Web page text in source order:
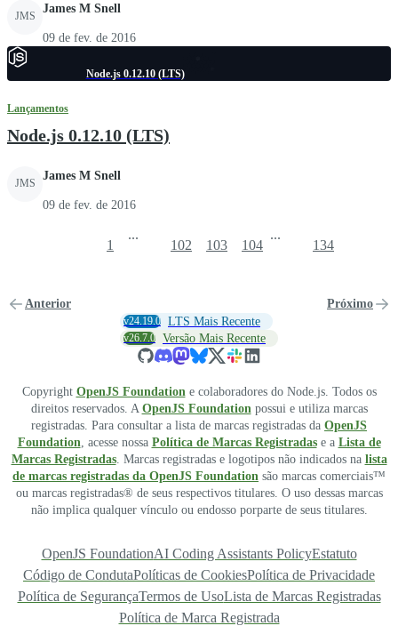
JMS
James M Snell
09 de fev. de 2016
Node.js 0.12.10 (LTS)
Lançamentos
Node.js 0.12.10 (LTS)
JMS
James M Snell
09 de fev. de 2016
Anterior
1
...
102 103 104
...
134
Próximo
v24.19.0 LTS Mais Recente
v26.7.0 Versão Mais Recente
Copyright OpenJS Foundation e colaboradores do Node.js. Todos os
direitos reservados. A OpenJS Foundation possui e utiliza marcas
registradas. Para consultar a lista de marcas registradas da OpenJS
Foundation , acesse nossa Política de Marcas Registradase a Lista de
Marcas Registradas. Marcas registradas e logotipos não indicados na lista
de marcas registradas da OpenJS Foundation são marcas comerciais™
ou marcas registradas® de seus respectivos titulares. O uso dessas marcas
não implica qualquer vínculo ou endosso porparte de seus titulares.
OpenJS FoundationAI Coding Assistants PolicyEstatuto
Código de CondutaPolíticas de CookiesPolítica de Privacidade
Política de SegurançaTermos de UsoLista de Marcas Registradas
Política de Marca Registrada